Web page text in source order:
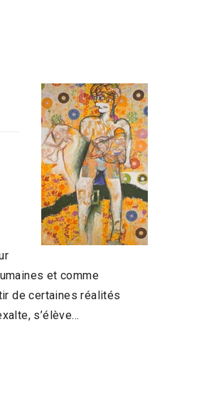
et comme
de certaines réalités
s’élève…